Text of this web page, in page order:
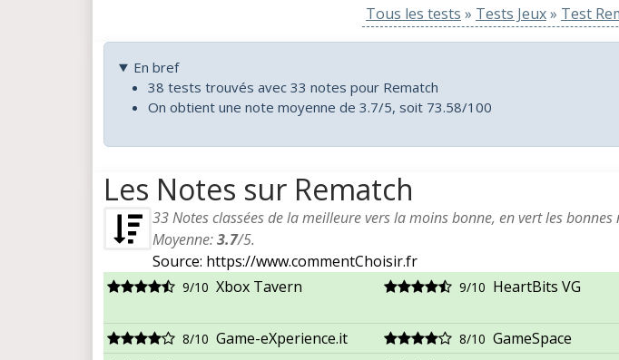
Tous les tests » Tests Jeux» Test
En bref
38 tests trouvés avec 33 notes pour Rematch
On obtient une note moyenne de 3.7/5, soit 73.58/100
Les Notes sur Rematch
33Notes classées de la meilleure vers la moins bonne, en vert les
Moyenne:3.7/5.
Source: https://www.commentChoisir.fr
9/10 Xbox Tavern 9/10 HeartBits VG
8/10 Game-eXperience.it 8/10 GameSpace